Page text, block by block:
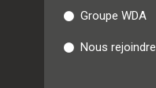
Groupe WDA
Nous rejoindre